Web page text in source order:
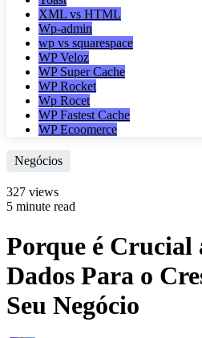
XML vs HTML
Wp-admin
wp vs squarespace
WP Veloz
WP Super Cache
WP Rocket
Wp Rocet
WP Fastest Cache
WP Ecoomerce
Negócios
327 views
5 minute read
Porque é Crucial
Dados Para o
Seu Negócio